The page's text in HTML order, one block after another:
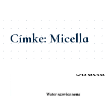
Címke:Micella